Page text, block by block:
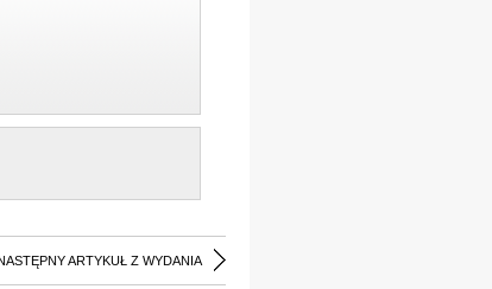
ARTYKUŁ Z WYDANIA